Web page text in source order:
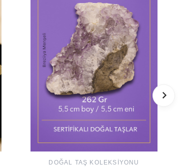
DOĞAL TAŞ KOLEKSIYONU